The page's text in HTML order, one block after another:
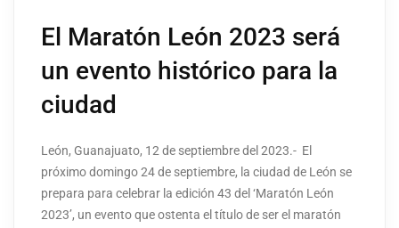
El Maratón León 2023 será
un evento histórico para la
ciudad
León, Guanajuato, 12 de septiembre del 2023.- El
próximo domingo 24 de septiembre, la ciudad de León se
prepara para celebrar la edición 43 del ‘Maratón León
2023’, un evento que ostenta el título de ser el maratón